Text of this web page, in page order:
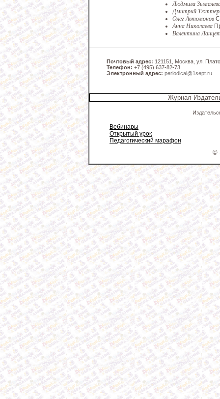
Людмила
Дмитрий
Олег Автомонов
Анна Николаева
Валентина
Почтовый адрес: 121151, Москва, ул.
Телефон: +7 (495) 637-82-73
Электронный адрес: periodical@1sept.ru
Журнал
Вебинары
Открытый урок
Педагогический марафон
©